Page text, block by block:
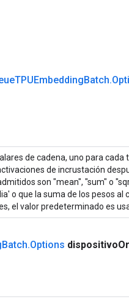
TPUEmbeddingBatch.
de cadena, uno para
de incrustación
son "mean", "sum" o
o que la suma de los pesos al
el valor predeterminado es
Batch.Options dispositivo